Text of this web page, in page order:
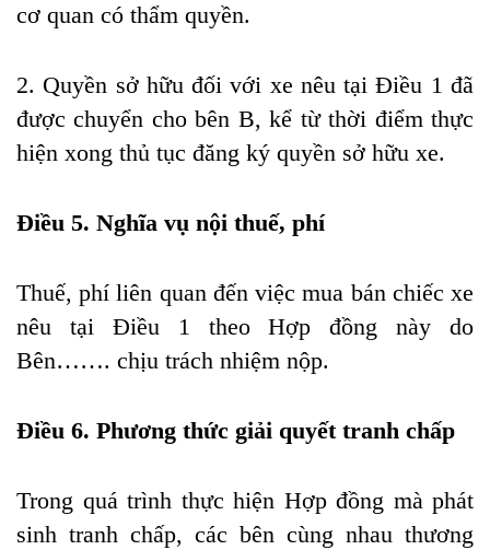
cơ quan có thẩm quyền.
2. Quyền sở hữu đối với xe nêu tại Điều 1 đã
được chuyển cho bên B, kể từ thời điểm thực
hiện xong thủ tục đăng ký quyền sở hữu xe.
Điều 5. Nghĩa vụ nội thuế, phí
Thuế, phí liên quan đến việc mua bán chiếc xe
nêu tại Điều 1 theo Hợp đồng này do
Bên……. chịu trách nhiệm nộp.
Điều 6. Phương thức giải quyết tranh chấp
Trong quá trình thực hiện Hợp đồng mà phát
sinh tranh chấp, các bên cùng nhau thương